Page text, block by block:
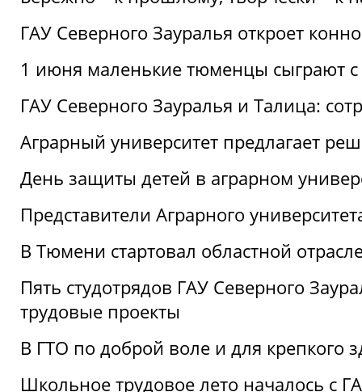
ГАУ Северного Зауралья откроет
1 июня маленькие тюменцы сыграют с
ГАУ Северного Зауралья и Талица:
Аграрный университет предлагает
День защиты детей в аграрном
Представители Аграрного
В Тюмени стартовал областной
Пять студотрядов ГАУ Северного
трудовые проекты
В ГТО по доброй воле и для крепкого
Школьное трудовое лето началось с